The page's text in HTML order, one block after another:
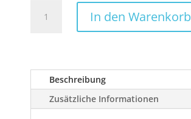
Kindermaske
Polo-
Menge
In den Warenkorb
Beschreibung
Zusätzliche Informationen